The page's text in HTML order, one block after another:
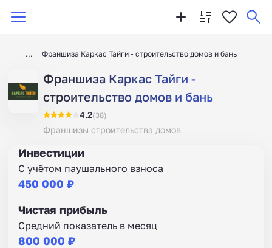
Франшиза Каркас Тайги - строительство домов и бань
Франшиза Каркас Тайги -
строительство домов и бань
4.2(38)
Франшизы строительства домов
Инвестиции
С учётом паушального взноса
450 000 ₽
Чистая прибыль
Средний показатель в месяц
800 000 ₽